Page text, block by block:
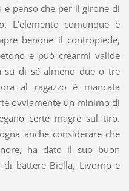
e penso che per il girone di
L'elemento comunque è
benone il contropiede,
e può crearmi valide
su di sé almeno due o tre
al ragazzo è mancata
ovviamente un minimo di
certe magre sul tiro.
anche considerare che
ha dato il suo buon
battere Biella, Livorno e